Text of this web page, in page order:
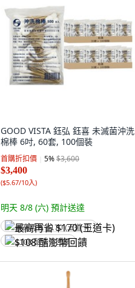
GOOD VISTA 鈺弘 鈺喜 未滅菌沖洗
棉棒 6吋, 60套, 100個裝
首購折扣價 5%$3,600
$3,400
($5.67/10入)
明天 8/8 (六) 預計送達
最高再省 $170 (王道卡)
$108 酷澎幣回饋